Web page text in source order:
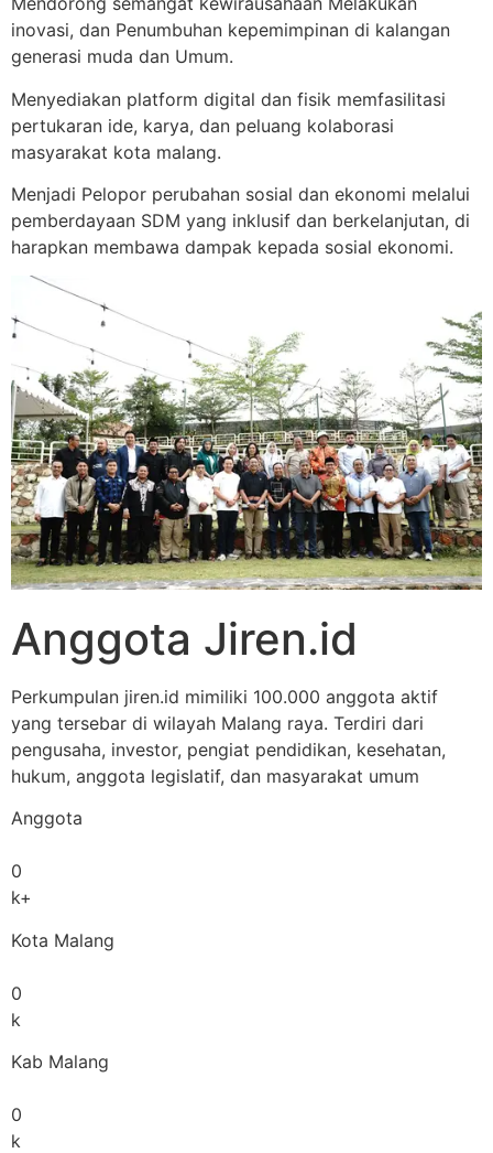
inovasi, dan Penumbuhan kepemimpinan di kalangan
generasi muda dan Umum.
Menyediakan platform digital dan fisik memfasilitasi
pertukaran ide, karya, dan peluang kolaborasi
masyarakat kota malang.
Menjadi Pelopor perubahan sosial dan ekonomi melalui
pemberdayaan SDM yang inklusif dan berkelanjutan, di
harapkan membawa dampak kepada sosial ekonomi.
Anggota Jiren.id
Perkumpulan jiren.id mimiliki 100.000 anggota aktif
yang tersebar di wilayah Malang raya. Terdiri dari
pengusaha, investor, pengiat pendidikan, kesehatan,
hukum, anggota legislatif, dan masyarakat umum
Anggota
0
k+
Kota Malang
0
k
Kab Malang
0
k